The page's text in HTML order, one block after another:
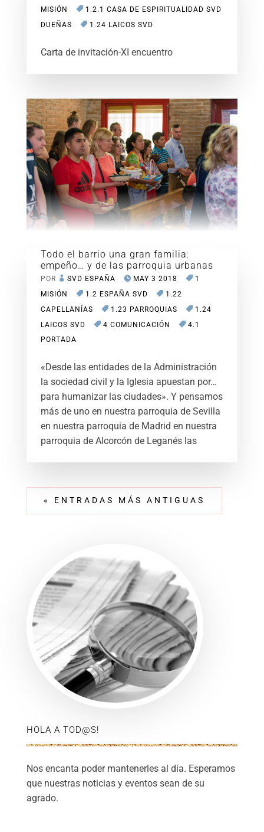
MISIÓN
1.2.1 CASA DE ESPIRITUALIDAD SVD
DUEÑAS
1.24 LAICOS SVD
Carta de invitación-XI encuentro
Todo el barrio una gran familia:
empeño… y de las parroquia urbanas
POR SVD ESPAÑA MAY 3 2018
1
MISIÓN
1.2 ESPAÑA SVD
1.22
CAPELLANÍAS
1.23 PARROQUIAS
1.24
LAICOS SVD
4 COMUNICACIÓN
4.1
PORTADA
«Desde las entidades de la Administración
la sociedad civil y la Iglesia apuestan por…
para humanizar las ciudades». Y pensamos
más de uno en nuestra parroquia de Sevilla
en nuestra parroquia de Madrid en nuestra
parroquia de Alcorcón de Leganés las
« ENTRADAS MÁS ANTIGUAS
HOLA A TOD@S!
Nos encanta poder mantenerles al día. Esperamos
que nuestras noticias y eventos sean de su
agrado.